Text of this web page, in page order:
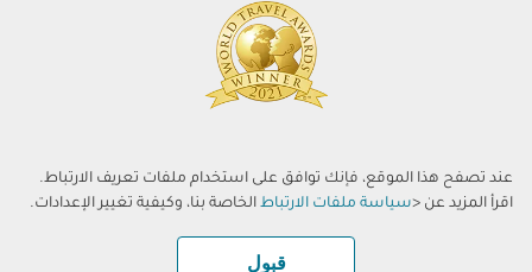
عند تصفح هذا الموقع، فإنك توافق على استخدام ملفات تعريف الارتباط.
اقرأ المزيد عن <سياسة ملفات الارتباط الخاصة بنا، وكيفية تغيير الإعدادات.
قبول